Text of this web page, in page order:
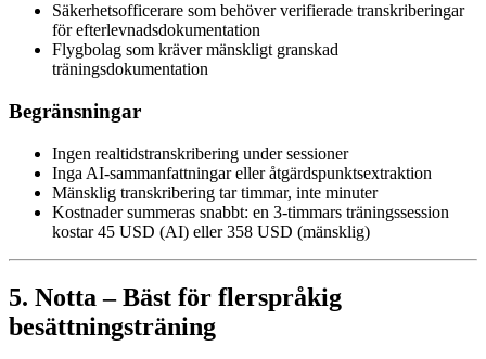
Säkerhetsofficerare som behöver verifierade transkriberingar
för efterlevnadsdokumentation
Flygbolag som kräver mänskligt granskad
träningsdokumentation
Begränsningar
Ingen realtidstranskribering under sessioner
Inga AI-sammanfattningar eller åtgärdspunktsextraktion
Mänsklig transkribering tar timmar, inte minuter
Kostnader summeras snabbt: en 3-timmars träningssession
kostar 45 USD (AI) eller 358 USD (mänsklig)
5. Notta – Bäst för flerspråkig
besättningsträning